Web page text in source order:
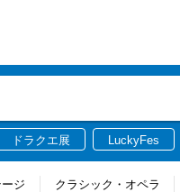
ドラクエ展 LuckyFes
ジ クラシック・オペラ